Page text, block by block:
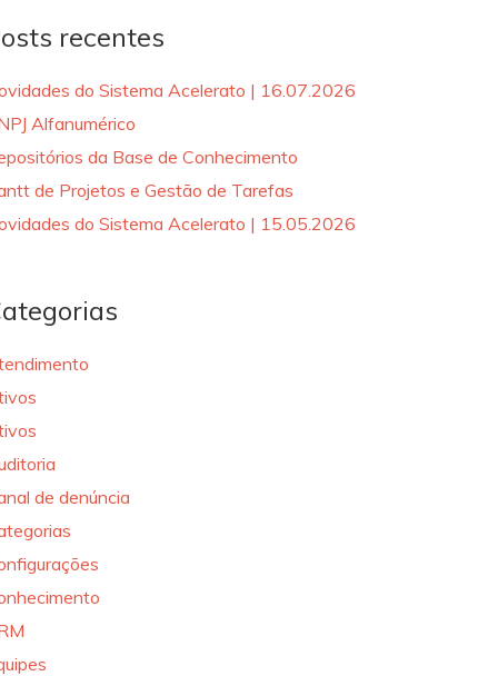
recentes
do Sistema Acelerato | 16.07.2026
Alfanumérico
da Base de Conhecimento
de Projetos e Gestão de Tarefas
do Sistema Acelerato | 15.05.2026
de denúncia